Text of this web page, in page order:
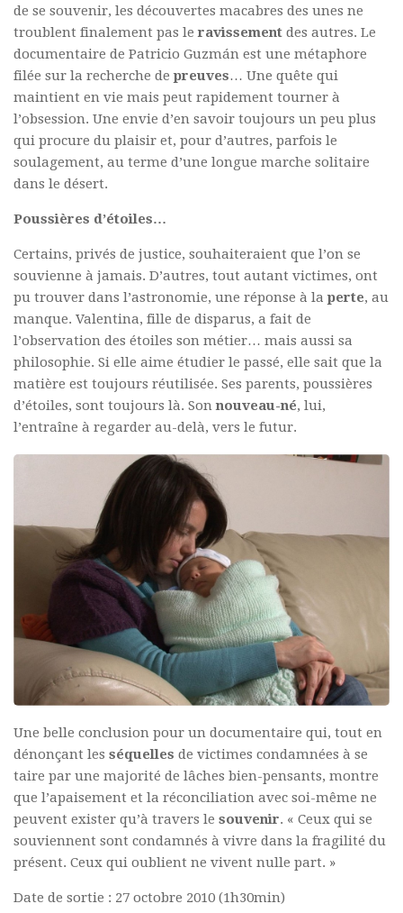
de se souvenir, les découvertes macabres des unes ne
troublent finalement pas leravissement des autres. Le
documentaire de Patricio Guzmán est une métaphore
filée sur la recherche de preuves… Une quête qui
maintient en vie mais peut rapidement tourner à
l’obsession. Une envie d’en savoir toujours un peu plus
qui procure du plaisir et, pour d’autres, parfois le
soulagement, au terme d’une longue marche solitaire
dans le désert.
Poussières d’étoiles…
Certains, privés de justice, souhaiteraient que l’on se
souvienne à jamais. D’autres, tout autant victimes, ont
pu trouver dans l’astronomie, une réponse à la perte, au
manque. Valentina, fille de disparus, a fait de
l’observation des étoiles son métier… mais aussi sa
philosophie. Si elle aime étudier le passé, elle sait que la
matière est toujours réutilisée. Ses parents, poussières
d’étoiles, sont toujours là. Sonnouveau-né, lui,
l’entraîne à regarder au-delà, vers le futur.
Une belle conclusion pour un documentaire qui, tout en
dénonçant les séquelles de victimes condamnées à se
taire par une majorité de lâches bien-pensants, montre
que l’apaisement et la réconciliation avec soi-même ne
peuvent exister qu’à travers le souvenir. « Ceux qui se
souviennent sont condamnés à vivre dans la fragilité du
présent. Ceux qui oublient ne vivent nulle part. »
Date de sortie : 27 octobre 2010 (1h30min)